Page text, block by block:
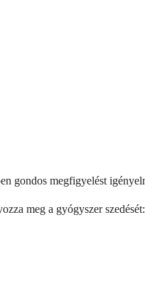
gondos megfigyelést
meg a gyógyszer szedését: